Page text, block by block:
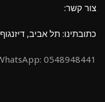
צור קשר:
כתובתינו: תל אביב, דיזנגוף 12
0548948441 :WhatsApp